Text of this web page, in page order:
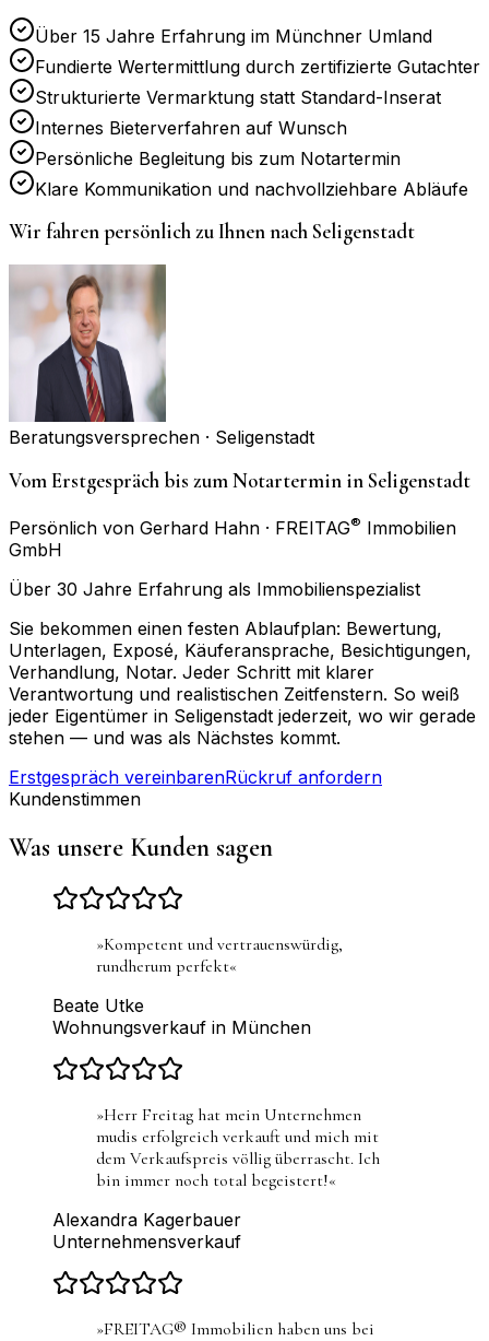
Über 15 Jahre Erfahrung im Münchner Umland
Fundierte Wertermittlung durch zertifizierte Gutachter
Strukturierte Vermarktung statt Standard-Inserat
Internes Bieterverfahren auf Wunsch
Persönliche Begleitung bis zum Notartermin
Klare Kommunikation und nachvollziehbare Abläufe
Wir fahren persönlich zu Ihnen nach Seligenstadt
Beratungsversprechen · Seligenstadt
Vom Erstgespräch bis zum Notartermin in Seligenstadt
Persönlich von Gerhard Hahn · FREITAG® Immobilien
GmbH
Über 30 Jahre Erfahrung als Immobilienspezialist
Sie bekommen einen festen Ablaufplan: Bewertung,
Unterlagen, Exposé, Käuferansprache, Besichtigungen,
Verhandlung, Notar. Jeder Schritt mit klarer
Verantwortung und realistischen Zeitfenstern. So weiß
jeder Eigentümer in Seligenstadt jederzeit, wo wir gerade
stehen — und was als Nächstes kommt.
Erstgespräch vereinbarenRückruf anfordern
Kundenstimmen
Was unsere Kunden sagen
»Kompetent und vertrauenswürdig,
rundherum perfekt«
Beate Utke
Wohnungsverkauf in München
»Herr Freitag hat mein Unternehmen
mudis erfolgreich verkauft und mich mit
dem Verkaufspreis völlig überrascht. Ich
bin immer noch total begeistert!«
Alexandra Kagerbauer
Unternehmensverkauf
»FREITAG® Immobilien haben uns bei